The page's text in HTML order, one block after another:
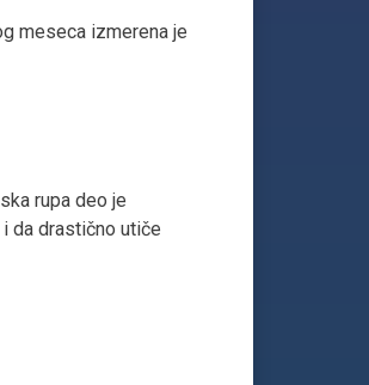
meseca izmerena je
rupa deo je
da drastično utiče